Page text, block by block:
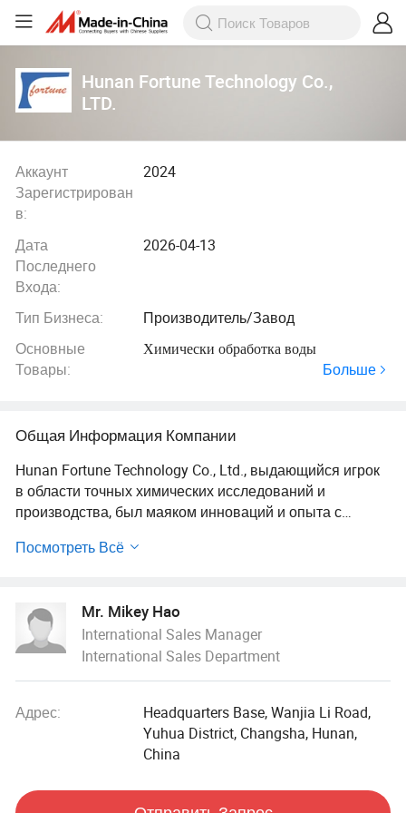
Hunan Fortune Technology Co.,
LTD.
Аккаунт
Зарегистрирован
в:
2024
Дата
Последнего
Входа:
2026-04-13
Тип Бизнеса:
Производитель/Завод
Основные
Товары:
Химически обработка воды
Больше
Общая Информация Компании
Hunan Fortune Technology Co., Ltd., выдающийся игрок
в области точных химических исследований и
производства, был маяком инноваций и опыта с
имеет глубокие корни в почтенном промышленном
Ключевой момент компании наступил в сентябре 2016
года, когда она была официально зарегистрирована с
впечатляющим зарегистрированным капиталом в 30
подчеркнула нашу финансовую надежность, но и
символизировала нашу неизменную приверженность
инвестированию в современные технологии и
лучшего обслуживания глобальных клиентов.
Посмотреть Всё
Mr. Mikey Hao
International Sales Manager
International Sales Department
Адрес:
Headquarters Base, Wanjia Li Road,
Yuhua District, Changsha, Hunan,
China